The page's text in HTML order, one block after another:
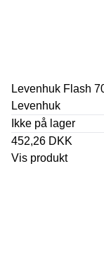
Levenhuk Flash
Levenhuk
Ikke på lager
452,26 DKK
Vis produkt